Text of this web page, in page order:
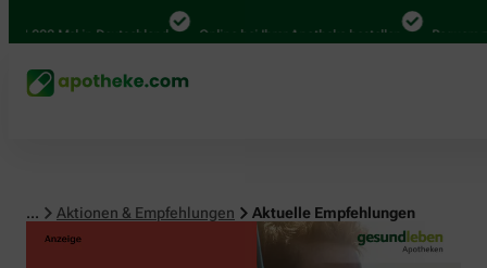
Mal in Deutschland Online bei Ihrer Apotheke bestellen Bequem
... Aktionen & Empfehlungen Aktuelle Empfehlungen